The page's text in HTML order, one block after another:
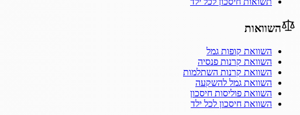
השוואות
השוואת קופות גמל
השוואת קרנות פנסיה
השוואת קרנות השתלמות
השוואת גמל להשקעה
השוואת פוליסות חיסכון
השוואת חיסכון לכל ילד